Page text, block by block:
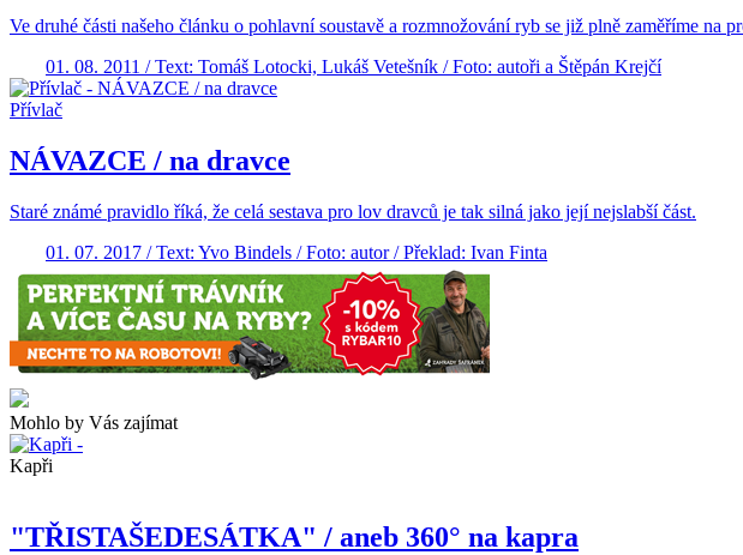
Ve druhé části našeho článku o pohlavní soustavě a rozmnožování ryb se již plně zaměříme na
01. 08. 2011 / Text: Tomáš Lotocki, Lukáš Vetešník / Foto: autoři a Štěpán Krejčí
Přívlač
NÁVAZCE / na dravce
Staré známé pravidlo říká, že celá sestava pro lov dravců je tak silná jako její nejslabší část.
01. 07. 2017 / Text: Yvo Bindels / Foto: autor / Překlad: Ivan Finta
Mohlo by Vás zajímat
Kapři
"TŘISTAŠEDESÁTKA" / aneb 360° na kapra